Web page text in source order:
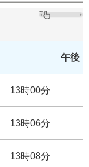
午後
13時00分
13時06分
13時08分